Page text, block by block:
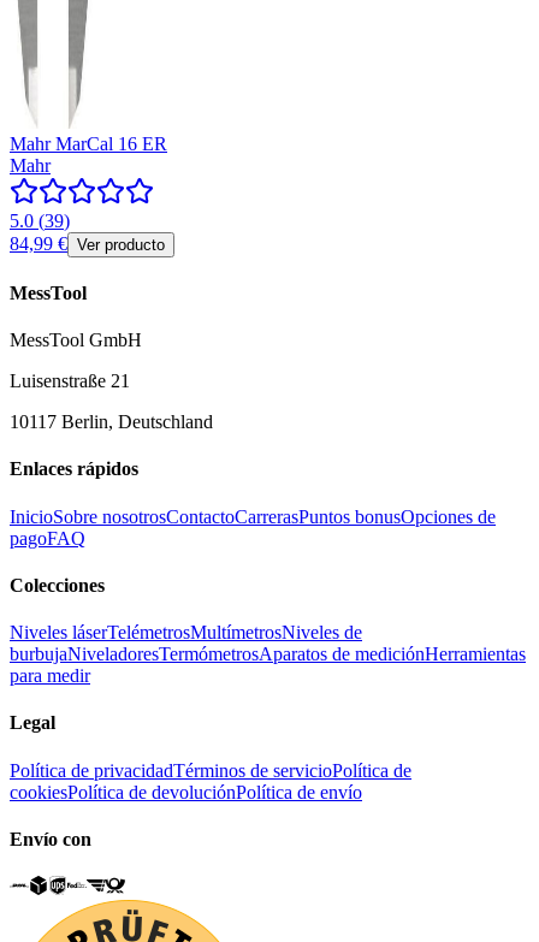
Mahr MarCal 16 ER
Mahr
5.0 (39)
84,99 € Ver producto
MessTool
MessTool GmbH
Luisenstraße 21
10117 Berlin, Deutschland
Enlaces rápidos
InicioSobre nosotrosContactoCarrerasPuntos bonusOpciones de
pagoFAQ
Colecciones
Niveles láserTelémetrosMultímetrosNiveles de
burbujaNiveladoresTermómetrosAparatos de mediciónHerramientas
para medir
Legal
Política de privacidadTérminos de servicioPolítica de
cookiesPolítica de devoluciónPolítica de envío
Envío con